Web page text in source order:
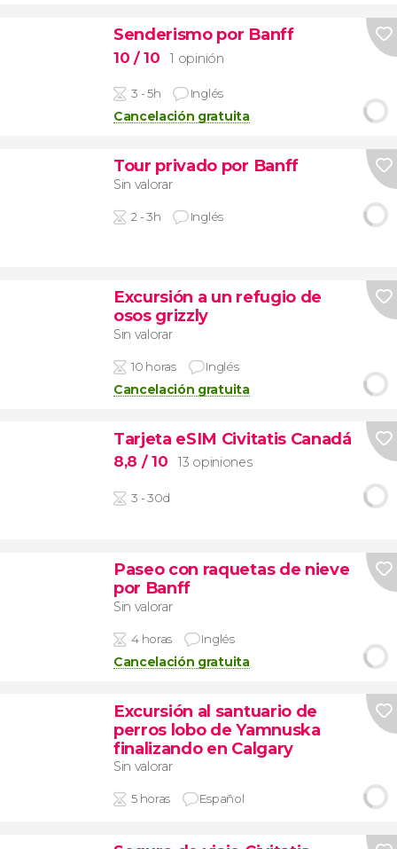
Senderismo por Banff
10 / 10 1 opinión
3 - 5h Inglés
Cancelación gratuita
Tour privado por Banff
Sin valorar
2 - 3h Inglés
Excursión a un refugio de
osos grizzly
Sin valorar
10 horas Inglés
Cancelación gratuita
Tarjeta eSIM Civitatis Canadá
8,8 / 10 13 opiniones
3 - 30d
Paseo con raquetas de nieve
por Banff
Sin valorar
4 horas Inglés
Cancelación gratuita
Excursión al santuario de
perros lobo de Yamnuska
finalizando en Calgary
Sin valorar
5 horas Español